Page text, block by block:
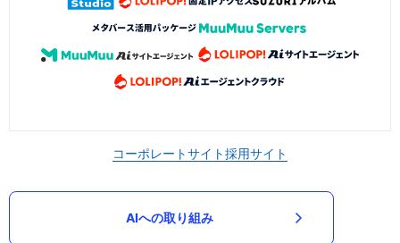
コーポレートサイト採用サイト
AIへの取り組み